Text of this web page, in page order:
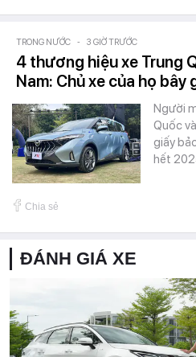
TRONG NƯỚC - 3 GIỜ TRƯỚC
4 thương hiệu xe Trung
Nam: Chủ xe của họ
Người
Quốc
giấy
hết
Chia sẻ
ĐÁNH GIÁ XE